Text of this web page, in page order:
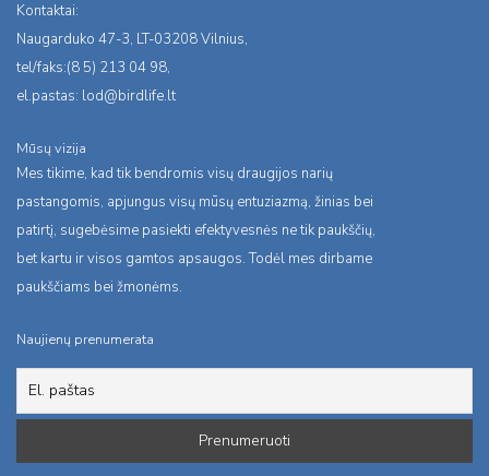
Kontaktai:
Naugarduko 47-3, LT-03208 Vilnius,
tel/faks:(8 5) 213 04 98,
el.pastas: lod@birdlife.lt
Mūsų vizija
Mes tikime, kad tik bendromis visų draugijos narių
pastangomis, apjungus visų mūsų entuziazmą, žinias bei
patirtį, sugebėsime pasiekti efektyvesnės ne tik paukščių,
bet kartu ir visos gamtos apsaugos. Todėl mes dirbame
paukščiams bei žmonėms.
Naujienų prenumerata